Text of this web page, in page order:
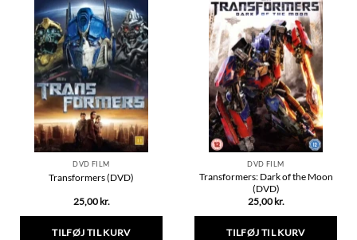
DVD FILM
Transformers (DVD)
25,00 kr.
TILFØJ TIL KURV
DVD FILM
Transformers: Dark of the Moon
(DVD)
25,00 kr.
TILFØJ TIL KURV